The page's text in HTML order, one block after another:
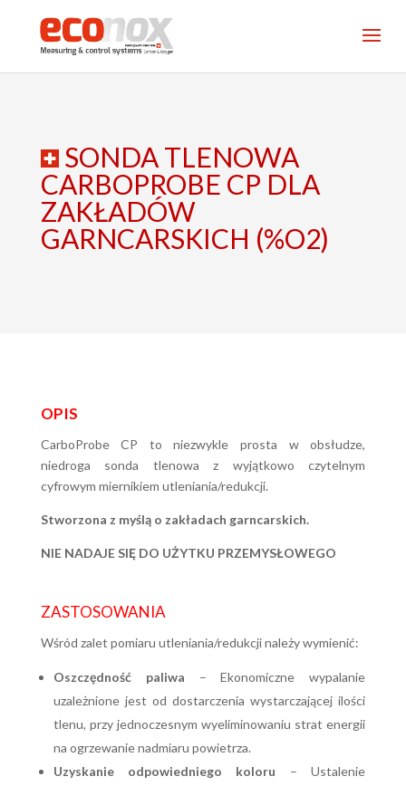
SONDA TLENOWA
CARBOPROBE CP DLA
ZAKŁADÓW
GARNCARSKICH (%O2)
OPIS
CarboProbe CP to niezwykle prosta w obsłudze,
niedroga sonda tlenowa z wyjątkowo czytelnym
cyfrowym miernikiem utleniania/redukcji.
Stworzona z myślą o zakładach garncarskich.
NIE NADAJE SIĘ DO UŻYTKU PRZEMYSŁOWEGO
ZASTOSOWANIA
Wśród zalet pomiaru utleniania/redukcji należy wymienić:
Oszczędność paliwa – Ekonomiczne wypalanie
uzależnione jest od dostarczenia wystarczającej ilości
tlenu, przy jednoczesnym wyeliminowaniu strat energii
na ogrzewanie nadmiaru powietrza.
Uzyskanie odpowiedniego koloru – Ustalenie